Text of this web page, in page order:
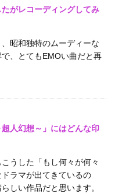
がレコーディングしてみ
昭和独特のムーディーな
、とてもEMOい曲だと再
人幻想～」にはどんな印
うした「もし何々が何々
ラマが出てきているの
しい作品だと思います。